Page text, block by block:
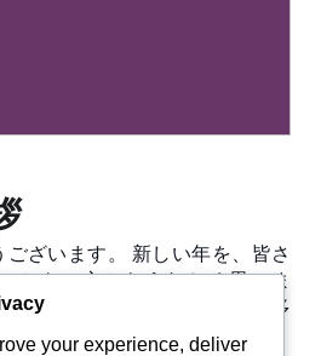
ざいます。 新しい年を、皆さ
とを、心からうれしく思いま
さまざまな自然災害があり、多
をされました。そのような中、
your experience, deliver